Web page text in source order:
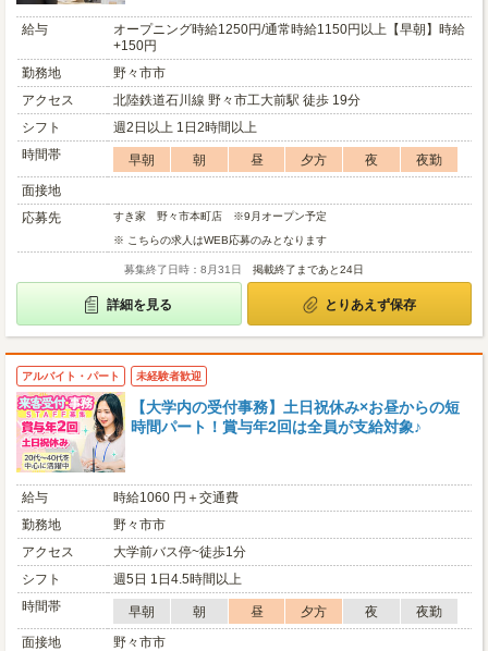
給与
オープニング時給1250円/通常時給1150円以上【早朝】時給
+150円
勤務地
野々市市
アクセス
北陸鉄道石川線 野々市工大前駅 徒歩 19分
シフト
週2日以上 1日2時間以上
時間帯
早朝 朝 昼 夕方 夜
夜勤
面接地
応募先
すき家 野々市本町店 ※9月オープン予定
※ こちらの求人はWEB応募のみとなります
募集終了日時：8月31日 掲載終了まであと24日
詳細を見る とりあえず保存
アルバイト・パート 未経験者歓迎
【大学内の受付事務】土日祝休み×お昼からの短
時間パート！賞与年2回は全員が支給対象♪
給与
時給1060 円＋交通費
勤務地
野々市市
アクセス
大学前バス停~徒歩1分
シフト
週5日 1日4.5時間以上
時間帯
早朝 朝 昼 夕方 夜
夜勤
面接地
野々市市